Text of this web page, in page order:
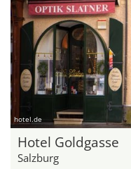
hotel.de
Hotel Goldgasse
Salzburg